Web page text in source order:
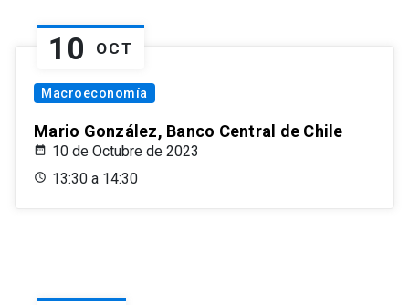
10 OCT
Macroeconomía
Mario González, Banco Central de Chile
10 de Octubre de 2023
13:30 a 14:30